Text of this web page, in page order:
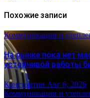
Похожие записи
Коммуникации и
На рынке пока нет
устойчивой работы
Константин Авг 6, 2026
Коммуникации и